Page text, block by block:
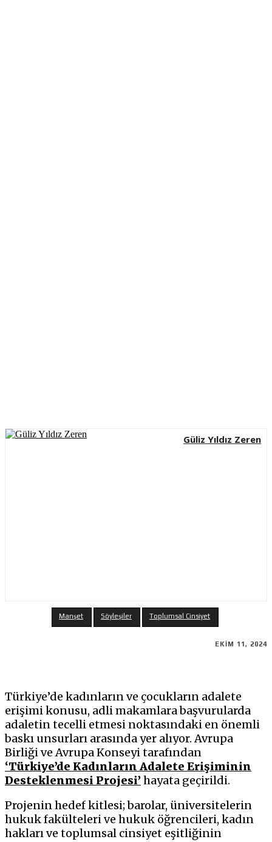
Güliz Yıldız Zeren
Manşet Söyleşiler Toplumsal Cinsiyet
EKIM 11, 2024
Türkiye’de kadınların ve çocukların adalete
erişimi konusu, adli makamlara başvurularda
adaletin tecelli etmesi noktasındaki en önemli
baskı unsurları arasında yer alıyor. Avrupa
Birliği ve Avrupa Konseyi tarafından
‘Türkiye’de Kadınların Adalete Erişiminin
Desteklenmesi Projesi’ hayata geçirildi.
Projenin hedef kitlesi; barolar, üniversitelerin
hukuk fakülteleri ve hukuk öğrencileri, kadın
hakları ve toplumsal cinsiyet eşitliğinin